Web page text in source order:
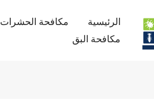
الرئيسية مكافحة الحشرات
مكافحة البق